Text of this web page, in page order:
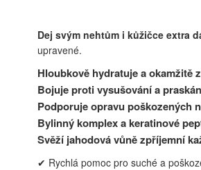
Dej svým nehtům i kůžičce extra
upravené.
Hloubkově hydratuje a okamžitě
Bojuje proti vysušování a
Podporuje opravu poškozených
Bylinný komplex a keratinové
Svěží jahodová vůně zpříjemní
✔ Rychlá pomoc pro suché a